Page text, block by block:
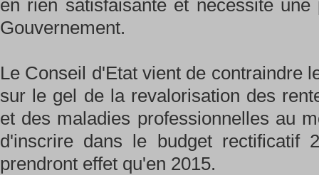
en rien satisfaisante et nécessité
Gouvernement.
Le Conseil d'Etat vient de contraindre
sur le gel de la revalorisation des
et des maladies professionnelles au
d'inscrire dans le budget rectificatif
prendront effet qu'en 2015.